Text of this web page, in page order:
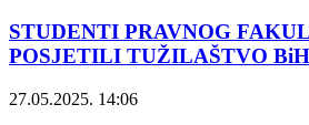
STUDENTI PRAVNOG
POSJETILI TUŽILAŠTVO BiH
27.05.2025. 14:06